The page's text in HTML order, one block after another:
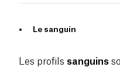
Le sanguin
Les profils sanguins